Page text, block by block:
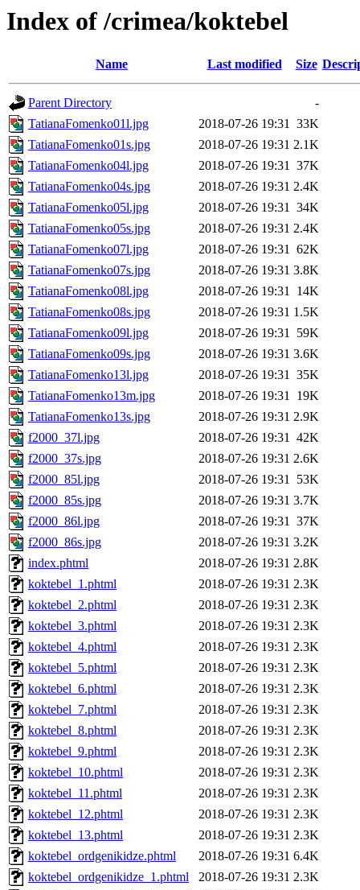
Index of /crimea/koktebel
Name Last modified Size
Parent Directory
-
TatianaFomenko01l.jpg
2018-07-26 19:31 33K
TatianaFomenko01s.jpg
2018-07-26 19:31 2.1K
TatianaFomenko04l.jpg
2018-07-26 19:31 37K
TatianaFomenko04s.jpg
2018-07-26 19:31 2.4K
TatianaFomenko05l.jpg
2018-07-26 19:31 34K
TatianaFomenko05s.jpg
2018-07-26 19:31 2.4K
TatianaFomenko07l.jpg
2018-07-26 19:31 62K
TatianaFomenko07s.jpg
2018-07-26 19:31 3.8K
TatianaFomenko08l.jpg
2018-07-26 19:31 14K
TatianaFomenko08s.jpg
2018-07-26 19:31 1.5K
TatianaFomenko09l.jpg
2018-07-26 19:31 59K
TatianaFomenko09s.jpg
2018-07-26 19:31 3.6K
TatianaFomenko13l.jpg
2018-07-26 19:31 35K
TatianaFomenko13m.jpg
2018-07-26 19:31 19K
TatianaFomenko13s.jpg
2018-07-26 19:31 2.9K
f2000_37l.jpg
2018-07-26 19:31 42K
f2000_37s.jpg
2018-07-26 19:31 2.6K
f2000_85l.jpg
2018-07-26 19:31 53K
f2000_85s.jpg
2018-07-26 19:31 3.7K
f2000_86l.jpg
2018-07-26 19:31 37K
f2000_86s.jpg
2018-07-26 19:31 3.2K
index.phtml
2018-07-26 19:31 2.8K
koktebel_1.phtml
2018-07-26 19:31 2.3K
koktebel_2.phtml
2018-07-26 19:31 2.3K
koktebel_3.phtml
2018-07-26 19:31 2.3K
koktebel_4.phtml
2018-07-26 19:31 2.3K
koktebel_5.phtml
2018-07-26 19:31 2.3K
koktebel_6.phtml
2018-07-26 19:31 2.3K
koktebel_7.phtml
2018-07-26 19:31 2.3K
koktebel_8.phtml
2018-07-26 19:31 2.3K
koktebel_9.phtml
2018-07-26 19:31 2.3K
koktebel_10.phtml
2018-07-26 19:31 2.3K
koktebel_11.phtml
2018-07-26 19:31 2.3K
koktebel_12.phtml
2018-07-26 19:31 2.3K
koktebel_13.phtml
2018-07-26 19:31 2.3K
koktebel_ordgenikidze.phtml
2018-07-26 19:31 6.4K
koktebel_ordgenikidze_1.phtml
2018-07-26 19:31 2.3K